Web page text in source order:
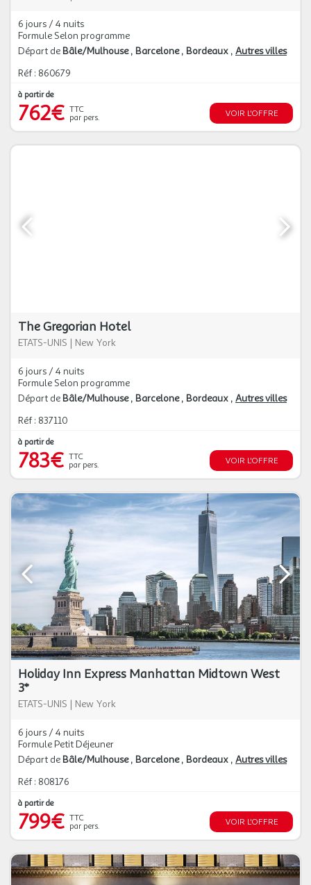
6 jours / 4 nuits
Formule Selon programme
Départ de Bâle/Mulhouse Barcelone Bordeaux Autres villes
Réf : 860679
à partir de
762€ TTC
par pers.
VOIR L'OFFRE
The Gregorian Hotel
ETATS-UNIS | New York
6 jours / 4 nuits
Formule Selon programme
Départ de Bâle/Mulhouse Barcelone Bordeaux Autres villes
Réf : 837110
à partir de
783€ TTC
par pers.
VOIR L'OFFRE
Holiday Inn Express Manhattan Midtown West
3*
ETATS-UNIS | New York
6 jours / 4 nuits
Formule Petit Déjeuner
Départ de Bâle/Mulhouse Barcelone Bordeaux Autres villes
Réf : 808176
à partir de
799€ TTC
par pers.
VOIR L'OFFRE